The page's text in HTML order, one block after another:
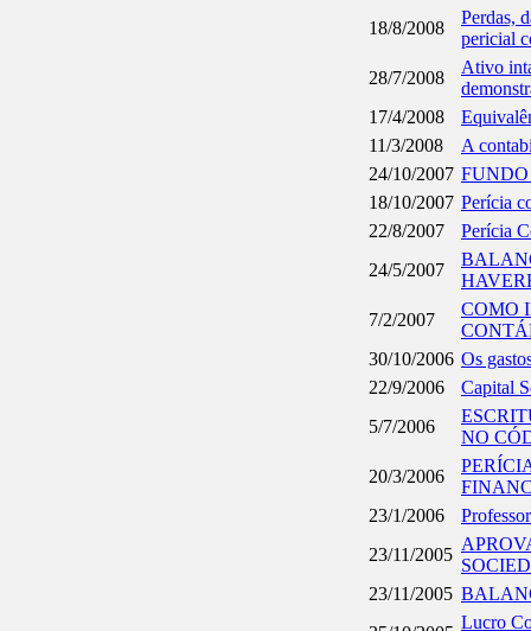
18/8/2008
Perdas,
pericial
28/7/2008
Ativo
17/4/2008
11/3/2008
A
24/10/2007
18/10/2007 Perícia
22/8/2007
Perícia
24/5/2007
7/2/2007
COMO
30/10/2006 Os
22/9/2006
Capital
5/7/2006
NO
20/3/2006
23/1/2006
23/11/2005
23/11/2005
Lucro